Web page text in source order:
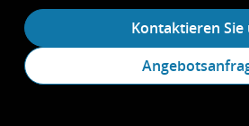
Kontaktieren Sie